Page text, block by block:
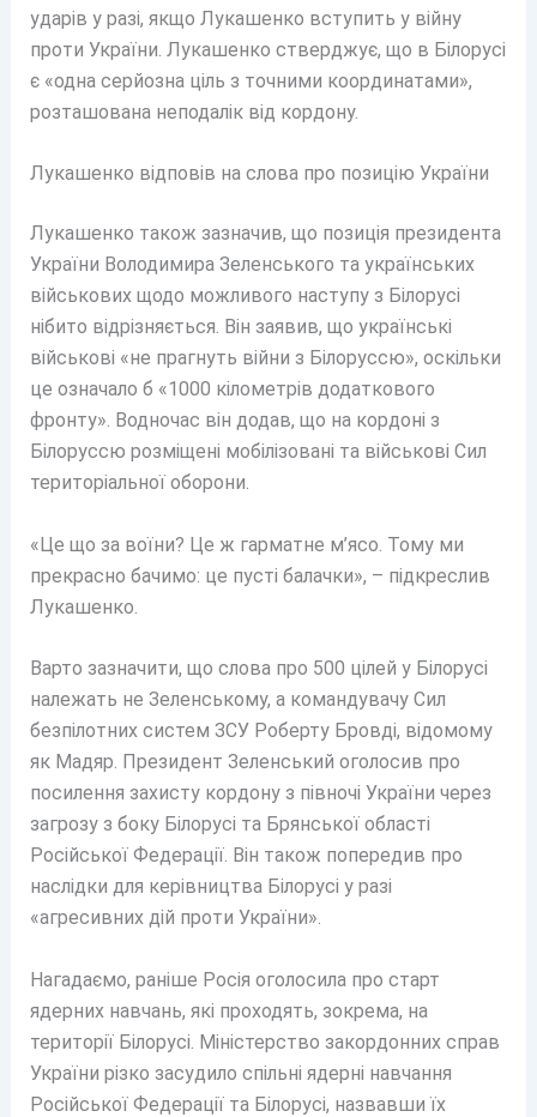
ударів у разі, якщо Лукашенко вступить у війну
проти України. Лукашенко стверджує, що в Білорусі
є «одна серйозна ціль з точними координатами»,
розташована неподалік від кордону.
Лукашенко відповів на слова про позицію України
Лукашенко також зазначив, що позиція президента
України Володимира Зеленського та українських
військових щодо можливого наступу з Білорусі
нібито відрізняється. Він заявив, що українські
військові «не прагнуть війни з Білоруссю», оскільки
це означало б «1000 кілометрів додаткового
фронту». Водночас він додав, що на кордоні з
Білоруссю розміщені мобілізовані та військові Сил
територіальної оборони.
«Це що за воїни? Це ж гарматне м’ясо. Тому ми
прекрасно бачимо: це пусті балачки», – підкреслив
Лукашенко.
Варто зазначити, що слова про 500 цілей у Білорусі
належать не Зеленському, а командувачу Сил
безпілотних систем ЗСУ Роберту Бровді, відомому
як Мадяр. Президент Зеленський оголосив про
посилення захисту кордону з півночі України через
загрозу з боку Білорусі та Брянської області
Російської Федерації. Він також попередив про
наслідки для керівництва Білорусі у разі
«агресивних дій проти України».
Нагадаємо, раніше Росія оголосила про старт
ядерних навчань, які проходять, зокрема, на
території Білорусі. Міністерство закордонних справ
України різко засудило спільні ядерні навчання
Російської Федерації та Білорусі, назвавши їх